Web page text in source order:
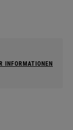
INFORMATIONEN